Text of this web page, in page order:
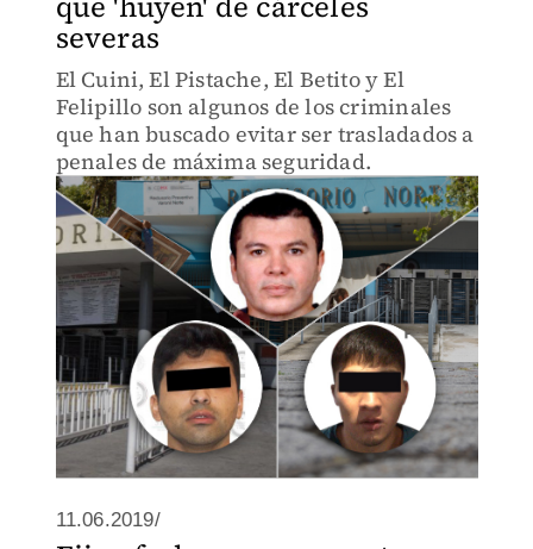
severas
El Cuini, El Pistache, El Betito y El
Felipillo son algunos de los criminales
que han buscado evitar ser trasladados a
penales de máxima seguridad.
11.06.2019/